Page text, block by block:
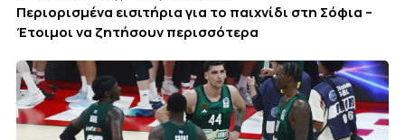
Περιορισμένα εισιτήρια για το παιχνίδι στη Σόφια –
Έτοιμοι να ζητήσουν περισσότερα